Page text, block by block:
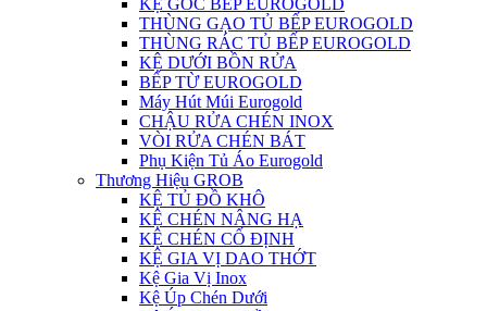
THÙNG GẠO TỦ BẾP EUROGOLD
THÙNG RÁC TỦ BẾP EUROGOLD
KỆ DƯỚI BỒN RỬA
BẾP TỪ EUROGOLD
Máy Hút Múi Eurogold
CHẬU RỬA CHÉN INOX
VÒI RỬA CHÉN BÁT
Phụ Kiện Tủ Áo Eurogold
Thương Hiệu GROB
KỆ TỦ ĐỒ KHÔ
KỆ CHÉN NÂNG HẠ
KỆ CHÉN CỐ ĐỊNH
KỆ GIA VỊ DAO THỚT
Kệ Gia Vị Inox
Kệ Úp Chén Dưới